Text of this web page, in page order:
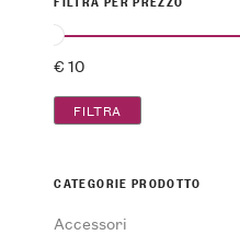
FILTRA
CATEGORIE PRODOTTO
Accessori